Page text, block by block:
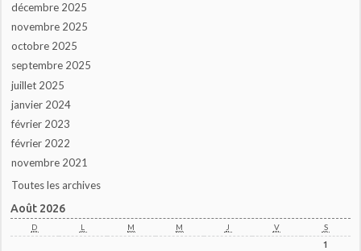
décembre 2025
novembre 2025
octobre 2025
septembre 2025
juillet 2025
janvier 2024
février 2023
février 2022
novembre 2021
Toutes les archives
Août 2026
D L M M J V S
1